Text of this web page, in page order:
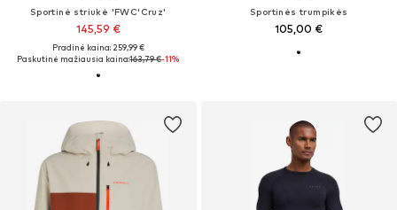
Sportinė striukė 'FWC'Cruz'
145,59 €
Pradinė kaina: 259,99 €
Paskutinė mažiausia kaina:163,79 €-11%
Sportinės trumpikės
105,00 €